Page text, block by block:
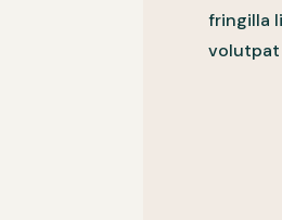
fringilla
volutpat